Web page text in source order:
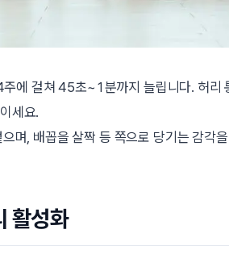
에 걸쳐 45초~1분까지 늘립니다. 허리
세요.
며, 배꼽을 살짝 등 쪽으로 당기는 감각
활성화